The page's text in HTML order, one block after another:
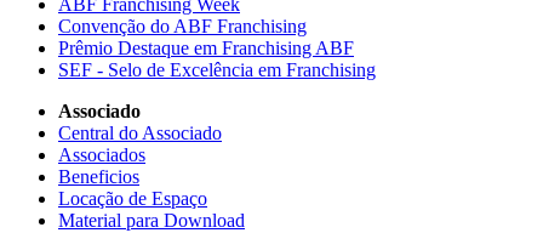
ABF Franchising Week
Convenção do ABF Franchising
Prêmio Destaque em Franchising ABF
SEF - Selo de Excelência em Franchising
Associado
Central do Associado
Associados
Beneficios
Locação de Espaço
Material para Download